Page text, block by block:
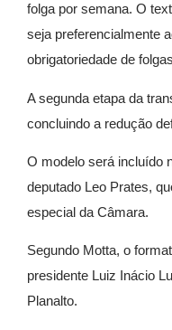
folga por semana. O
seja preferencialmente
obrigatoriedade de
A segunda etapa da
concluindo a redução
O modelo será incluído
deputado Leo Prates,
especial da Câmara.
Segundo Motta, o
presidente Luiz Inácio
Planalto.